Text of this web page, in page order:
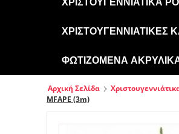
ΧΡΙΣΤΟΥΓΕΝΝΙΆΤΙΚΕΣ
ΦΩΤΙΖΌΜΕΝΑ
Αρχική Σελίδα
MFAPE (3m)